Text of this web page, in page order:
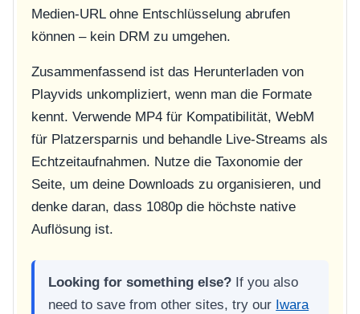
Medien-URL ohne Entschlüsselung abrufen
können – kein DRM zu umgehen.
Zusammenfassend ist das Herunterladen von
Playvids unkompliziert, wenn man die Formate
kennt. Verwende MP4 für Kompatibilität, WebM
für Platzersparnis und behandle Live-Streams als
Echtzeitaufnahmen. Nutze die Taxonomie der
Seite, um deine Downloads zu organisieren, und
denke daran, dass 1080p die höchste native
Auflösung ist.
Looking for something else? If you also
need to save from other sites, try our Iwara